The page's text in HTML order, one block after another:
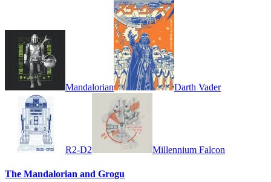
Mandalorian Darth Vader
R2-D2 Millennium Falcon
The Mandalorian and Grogu